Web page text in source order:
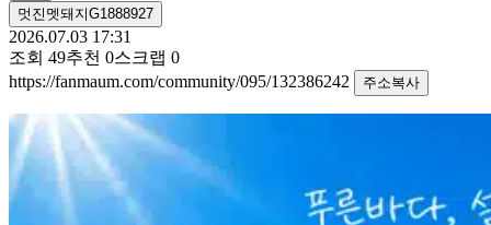
멋진멧돼지G1888927
2026.07.03 17:31
조회 49추천 0스크랩 0
https://fanmaum.com/community/095/132386242
주소복사